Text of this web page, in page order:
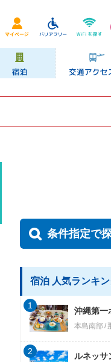
条件指定で
宿泊 人気ランキ
沖縄第一
本島南部
1
ルネッサ
2